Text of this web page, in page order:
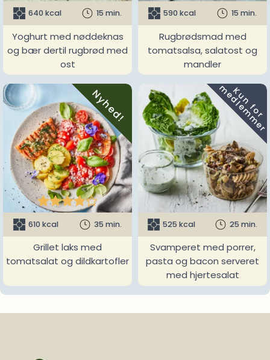
640 kcal 15 min.
Yoghurt med nøddeknas
og bær dertil rugbrød med
ost
590 kcal 15 min.
Rugbrødsmad med
tomatsalsa, salatost og
mandler
Nyhed!

610 kcal 35 min.
Grillet laks med
tomatsalat og dildkartofler
K
u
n
f
o
r
m
e
d
l
e
m
m
e
r
525 kcal 25 min.
Svamperet med porrer,
pasta og bacon serveret
med hjertesalat